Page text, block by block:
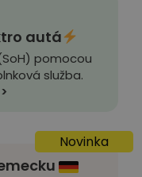
autá
pomocou
služba.
Novinka